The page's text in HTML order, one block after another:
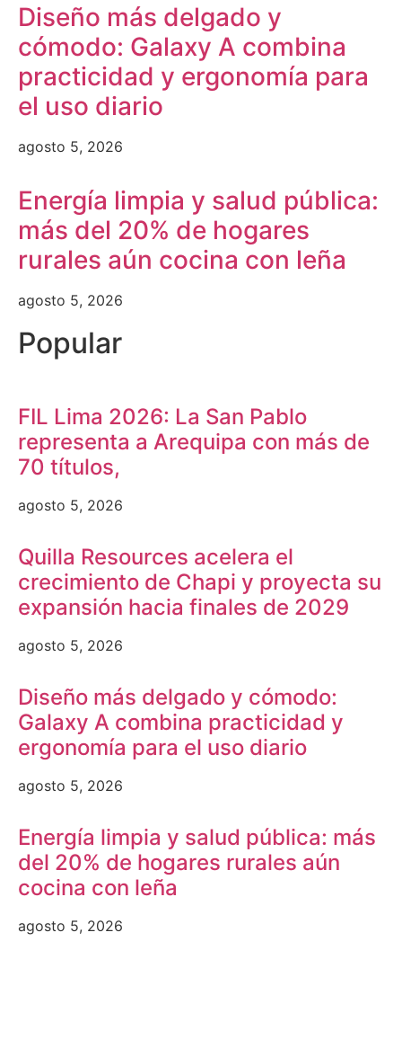
Diseño más delgado y
cómodo: Galaxy A combina
practicidad y ergonomía para
el uso diario
agosto 5, 2026
Energía limpia y salud pública:
más del 20% de hogares
rurales aún cocina con leña
agosto 5, 2026
Popular
FIL Lima 2026: La San Pablo
representa a Arequipa con más de
70 títulos,
agosto 5, 2026
Quilla Resources acelera el
crecimiento de Chapi y proyecta su
expansión hacia finales de 2029
agosto 5, 2026
Diseño más delgado y cómodo:
Galaxy A combina practicidad y
ergonomía para el uso diario
agosto 5, 2026
Energía limpia y salud pública: más
del 20% de hogares rurales aún
cocina con leña
agosto 5, 2026